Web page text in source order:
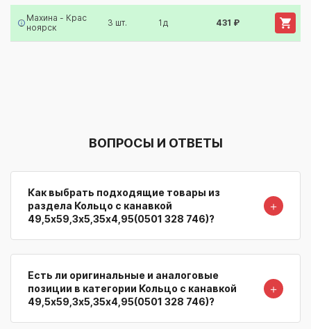
Махина - Крас
ноярск
3 шт. 1д 431 ₽
ВОПРОСЫ И ОТВЕТЫ
Как выбрать подходящие товары из
раздела Кольцо с канавкой
49,5х59,3х5,35х4,95(0501 328 746)?
＋
Есть ли оригинальные и аналоговые
позиции в категории Кольцо с канавкой
49,5х59,3х5,35х4,95(0501 328 746)?
＋